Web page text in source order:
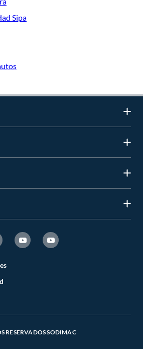
Sipa
RESERVADOS SODIMAC